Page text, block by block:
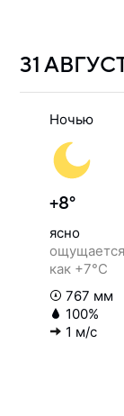
31
Ночью
+8°
ясно
ощущается
как +7°C
767 мм
100%
1 м/с